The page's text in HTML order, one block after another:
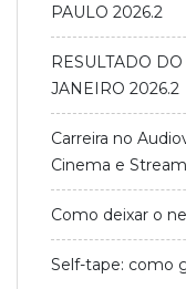
PAULO 2026.2
RESULTADO
JANEIRO 2026.2
Carreira no
Cinema e
Como deixar o
Self-tape: como